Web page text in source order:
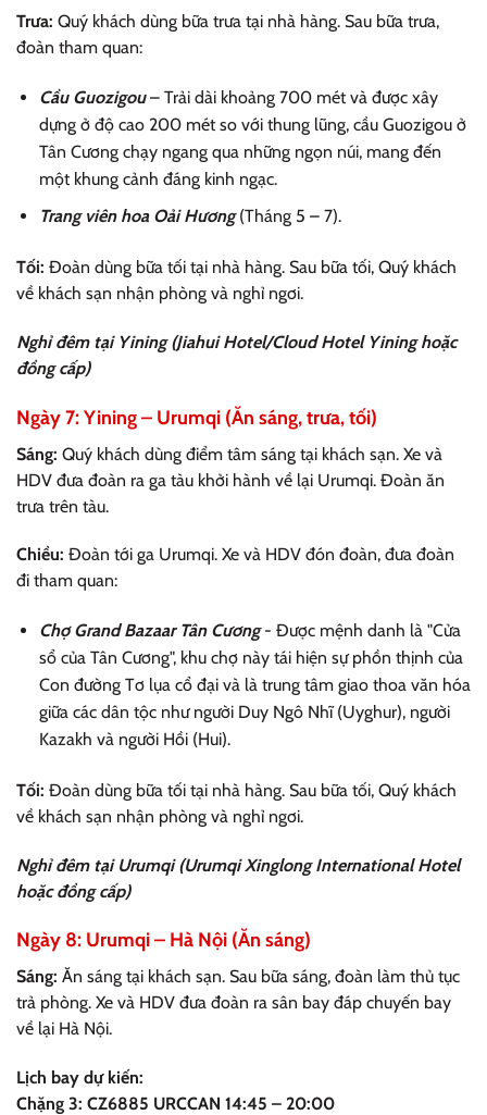
Trưa: Quý khách dùng bữa trưa tại nhà hàng. Sau bữa trưa,
đoàn tham quan:
Cầu Guozigou– Trải dài khoảng 700 mét và được xây
dựng ở độ cao 200 mét so với thung lũng, cầu Guozigou ở
Tân Cương chạy ngang qua những ngọn núi, mang đến
một khung cảnh đáng kinh ngạc.
Trang viên hoa Oải Hương(Tháng 5 – 7).
Tối: Đoàn dùng bữa tối tại nhà hàng. Sau bữa tối, Quý khách
về khách sạn nhận phòng và nghỉ ngơi.
Nghỉ đêm tại Yining (Jiahui Hotel/Cloud Hotel Yining hoặc
đồng cấp)
Ngày 7: Yining – Urumqi (Ăn sáng, trưa, tối)
Sáng: Quý khách dùng điểm tâm sáng tại khách sạn. Xe và
HDV đưa đoàn ra ga tàu khởi hành về lại Urumqi. Đoàn ăn
trưa trên tàu.
Chiều: Đoàn tới ga Urumqi. Xe và HDV đón đoàn, đưa đoàn
đi tham quan:
Chợ Grand Bazaar Tân Cương- Được mệnh danh là "Cửa
sổ của Tân Cương", khu chợ này tái hiện sự phồn thịnh của
Con đường Tơ lụa cổ đại và là trung tâm giao thoa văn hóa
giữa các dân tộc như người Duy Ngô Nhĩ (Uyghur), người
Kazakh và người Hồi (Hui).
Tối: Đoàn dùng bữa tối tại nhà hàng. Sau bữa tối, Quý khách
về khách sạn nhận phòng và nghỉ ngơi.
Nghỉ đêm tại Urumqi (Urumqi Xinglong International Hotel
hoặc đồng cấp)
Ngày 8: Urumqi – Hà Nội (Ăn sáng)
Sáng: Ăn sáng tại khách sạn. Sau bữa sáng, đoàn làm thủ tục
trả phòng. Xe và HDV đưa đoàn ra sân bay đáp chuyến bay
về lại Hà Nội.
Lịch bay dự kiến:
Chặng 3: CZ6885 URCCAN 14:45 – 20:00